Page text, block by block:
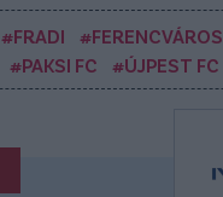
#FRADI #FERENCVÁROS
#PAKSI FC #ÚJPEST FC